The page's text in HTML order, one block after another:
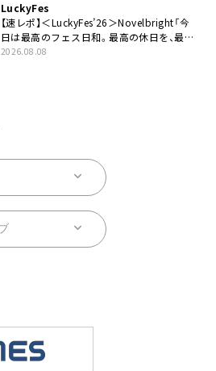
LuckyFes
【速レポ】＜LuckyFes’26＞Novelbright「今
日は最高のフェス日和。最高の休日を、最高
の夏休みを作っていきたい」
2026.08.08